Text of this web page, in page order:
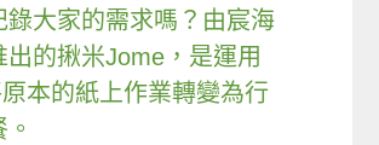
錄大家的需求嗎？由宸海
出的揪米Jome，是運用
本的紙上作業轉變為行